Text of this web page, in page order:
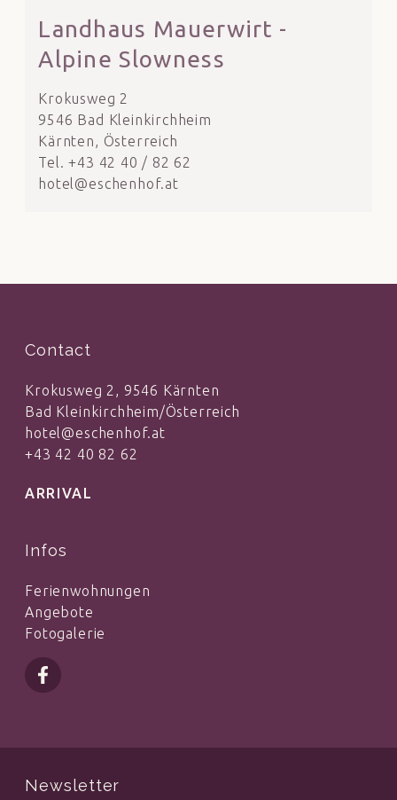
Landhaus Mauerwirt -
Alpine Slowness
Krokusweg 2
9546 Bad Kleinkirchheim
Kärnten, Österreich
Tel. +43 42 40 / 82 62
hotel@eschenhof.at
Contact
Krokusweg 2, 9546 Kärnten
Bad Kleinkirchheim/Österreich
hotel@eschenhof.at
+43 42 40 82 62
ARRIVAL
Infos
Ferienwohnungen
Angebote
Fotogalerie
Newsletter